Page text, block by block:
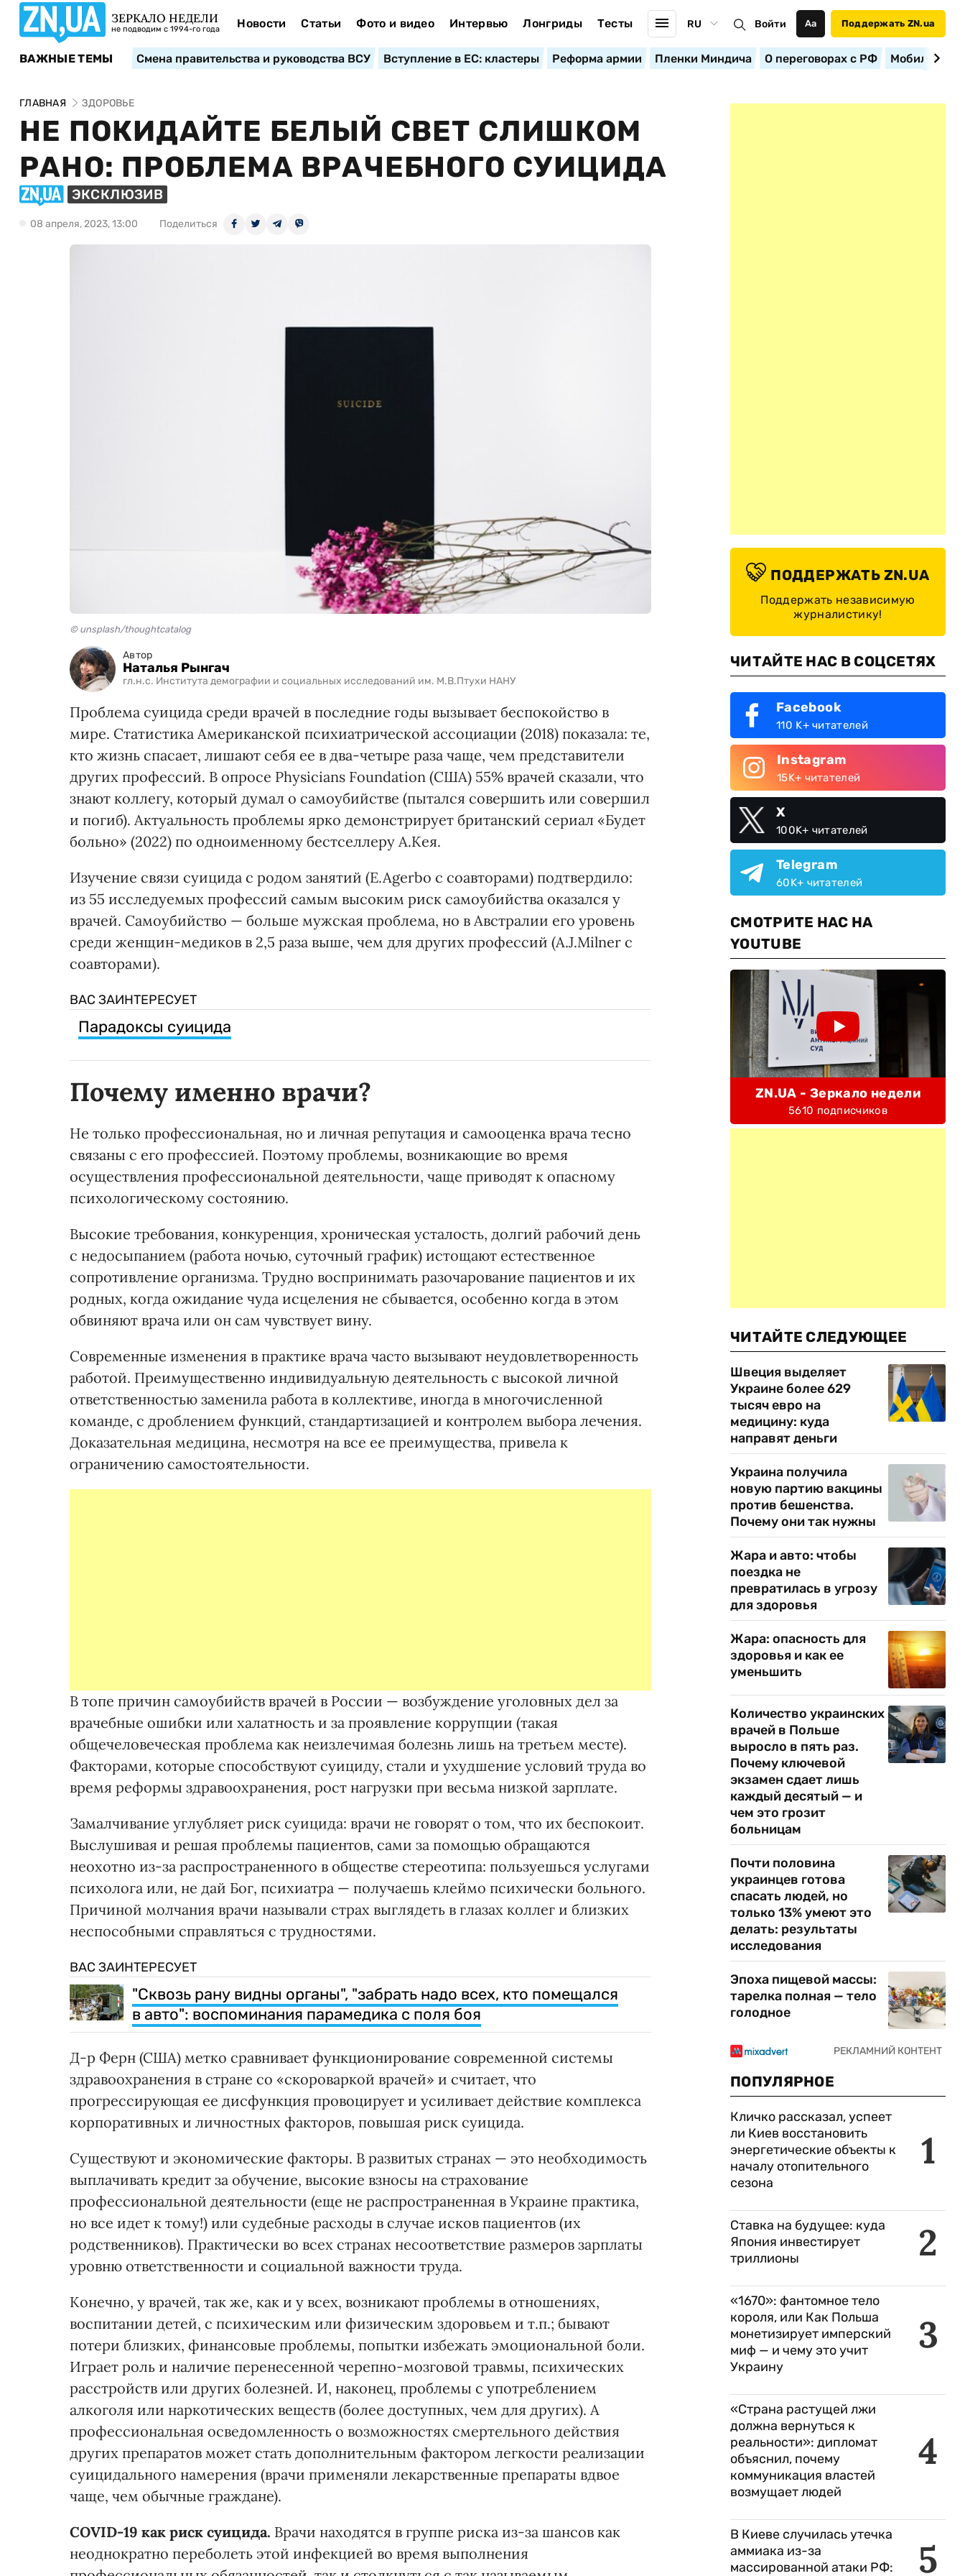
ЗЕРКАЛО НЕДЕЛИ
не подводим с 1994-го года Новости Статьи Фото и видео Интервью Лонгриды Тесты RU Войти Аа Поддержать ZN.ua
ВАЖНЫЕ ТЕМЫ Смена правительства и руководства ВСУ Вступление в ЕС: кластеры Реформа армии Пленки Миндича О переговорах с РФ
ГЛАВНАЯ ЗДОРОВЬЕ
НЕ ПОКИДАЙТЕ БЕЛЫЙ СВЕТ СЛИШКОМ
РАНО: ПРОБЛЕМА ВРАЧЕБНОГО СУИЦИДА
ЭКСКЛЮЗИВ
08 апреля, 2023, 13:00 Поделиться
© unsplash/thoughtcatalog
Автор
Наталья Рынгач
гл.н.с. Института демографии и социальных исследований им. М.В.Птухи НАНУ
Проблема суицида среди врачей в последние годы вызывает беспокойство в
мире. Статистика Американской психиатрической ассоциации (2018) показала: те,
кто жизнь спасает, лишают себя ее в два-четыре раза чаще, чем представители
других профессий. В опросе Physicians Foundation (США) 55% врачей сказали, что
знают коллегу, который думал о самоубийстве (пытался совершить или совершил
и погиб). Актуальность проблемы ярко демонстрирует британский сериал «Будет
больно» (2022) по одноименному бестселлеру А.Кея.
Изучение связи суицида с родом занятий (E.Agerbo с соавторами) подтвердило:
из 55 исследуемых профессий самым высоким риск самоубийства оказался у
врачей. Самоубийство — больше мужская проблема, но в Австралии его уровень
среди женщин-медиков в 2,5 раза выше, чем для других профессий (A.J.Milner с
соавторами).
ВАС ЗАИНТЕРЕСУЕТ
Парадоксы суицида
Почему именно врачи?
Не только профессиональная, но и личная репутация и самооценка врача тесно
связаны с его профессией. Поэтому проблемы, возникающие во время
осуществления профессиональной деятельности, чаще приводят к опасному
психологическому состоянию.
Высокие требования, конкуренция, хроническая усталость, долгий рабочий день
с недосыпанием (работа ночью, суточный график) истощают естественное
сопротивление организма. Трудно воспринимать разочарование пациентов и их
родных, когда ожидание чуда исцеления не сбывается, особенно когда в этом
обвиняют врача или он сам чувствует вину.
Современные изменения в практике врача часто вызывают неудовлетворенность
работой. Преимущественно индивидуальную деятельность с высокой личной
ответственностью заменила работа в коллективе, иногда в многочисленной
команде, с дроблением функций, стандартизацией и контролем выбора лечения.
Доказательная медицина, несмотря на все ее преимущества, привела к
ограничению самостоятельности.
В топе причин самоубийств врачей в России — возбуждение уголовных дел за
врачебные ошибки или халатность и за проявление коррупции (такая
общечеловеческая проблема как неизлечимая болезнь лишь на третьем месте).
Факторами, которые способствуют суициду, стали и ухудшение условий труда во
время реформы здравоохранения, рост нагрузки при весьма низкой зарплате.
Замалчивание углубляет риск суицида: врачи не говорят о том, что их беспокоит.
Выслушивая и решая проблемы пациентов, сами за помощью обращаются
неохотно из-за распространенного в обществе стереотипа: пользуешься услугами
психолога или, не дай Бог, психиатра — получаешь клеймо психически больного.
Причиной молчания врачи называли страх выглядеть в глазах коллег и близких
неспособными справляться с трудностями.
ВАС ЗАИНТЕРЕСУЕТ
"Сквозь рану видны органы", "забрать надо всех, кто помещался
в авто": воспоминания парамедика с поля боя
Д-р Ферн (США) метко сравнивает функционирование современной системы
здравоохранения в стране со «скороваркой врачей» и считает, что
прогрессирующая ее дисфункция провоцирует и усиливает действие комплекса
корпоративных и личностных факторов, повышая риск суицида.
Существуют и экономические факторы. В развитых странах — это необходимость
выплачивать кредит за обучение, высокие взносы на страхование
профессиональной деятельности (еще не распространенная в Украине практика,
но все идет к тому!) или судебные расходы в случае исков пациентов (их
родственников). Практически во всех странах несоответствие размеров зарплаты
уровню ответственности и социальной важности труда.
Конечно, у врачей, так же, как и у всех, возникают проблемы в отношениях,
воспитании детей, с психическим или физическим здоровьем и т.п.; бывают
потери близких, финансовые проблемы, попытки избежать эмоциональной боли.
Играет роль и наличие перенесенной черепно-мозговой травмы, психических
расстройств или других болезней. И, наконец, проблемы с употреблением
алкоголя или наркотических веществ (более доступных, чем для других). А
профессиональная осведомленность о возможностях смертельного действия
других препаратов может стать дополнительным фактором легкости реализации
суицидального намерения (врачи применяли лекарственные препараты вдвое
чаще, чем обычные граждане).
COVID-19 как риск суицида. Врачи находятся в группе риска из-за шансов как
неоднократно переболеть этой инфекцией во время выполнения
ПОДДЕРЖАТЬ ZN.UA
Поддержать независимую
журналистику!
ЧИТАЙТЕ НАС В СОЦСЕТЯХ
Facebook
110 K+ читателей
Instagram
15K+ читателей
X
100K+ читателей
Telegram
60K+ читателей
СМОТРИТЕ НАС НА
YOUTUBE
ZN.UA - Зеркало недели
5610 подписчиков
ЧИТАЙТЕ СЛЕДУЮЩЕЕ
Швеция выделяет
Украине более 629
тысяч евро на
медицину: куда
направят деньги
Украина получила
новую партию вакцины
против бешенства.
Почему они так нужны
Жара и авто: чтобы
поездка не
превратилась в угрозу
для здоровья
Жара: опасность для
здоровья и как ее
уменьшить
Количество украинских
врачей в Польше
выросло в пять раз.
Почему ключевой
экзамен сдает лишь
каждый десятый — и
чем это грозит
больницам
Почти половина
украинцев готова
спасать людей, но
только 13% умеют это
делать: результаты
исследования
Эпоха пищевой массы:
тарелка полная — тело
голодное
ПОПУЛЯРНОЕ
1
Кличко рассказал, успеет
ли Киев восстановить
энергетические объекты к
началу отопительного
сезона
2
Ставка на будущее: куда
Япония инвестирует
триллионы
3
«1670»: фантомное тело
короля, или Как Польша
монетизирует имперский
миф — и чему это учит
Украину
4
«Страна растущей лжи
должна вернуться к
реальности»: дипломат
объяснил, почему
коммуникация властей
возмущает людей
5
В Киеве случилась утечка
аммиака из-за
массированной атаки РФ: